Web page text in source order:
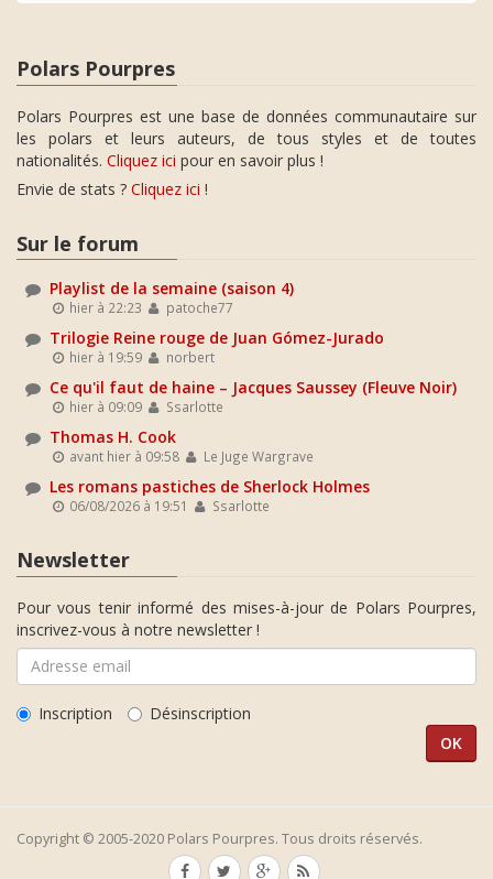
Polars Pourpres
Polars Pourpres est une base de données communautaire sur
les polars et leurs auteurs, de tous styles et de toutes
nationalités. Cliquez ici pour en savoir plus !
Envie de stats ? Cliquez ici !
Sur le forum
Playlist de la semaine (saison 4)
hier à 22:23 patoche77
Trilogie Reine rouge de Juan Gómez-Jurado
hier à 19:59 norbert
Ce qu'il faut de haine – Jacques Saussey (Fleuve Noir)
hier à 09:09 Ssarlotte
Thomas H. Cook
avant hier à 09:58 Le Juge Wargrave
Les romans pastiches de Sherlock Holmes
06/08/2026 à 19:51 Ssarlotte
Newsletter
Pour vous tenir informé des mises-à-jour de Polars Pourpres,
inscrivez-vous à notre newsletter !
Inscription Désinscription
Copyright © 2005-2020 Polars Pourpres. Tous droits réservés.